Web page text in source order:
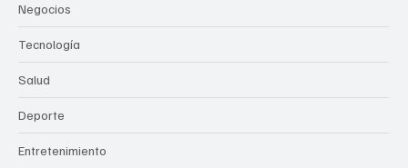
Negocios
Tecnología
Salud
Deporte
Entretenimiento